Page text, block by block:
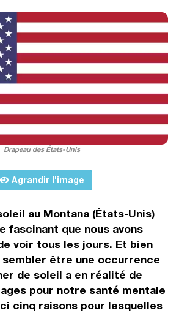
Drapeau des États-Unis
Agrandir l'image
au Montana (États-Unis)
fascinant que nous avons
voir tous les jours. Et bien
sembler être une occurrence
de soleil a en réalité de
pour notre santé mentale
cinq raisons pour lesquelles